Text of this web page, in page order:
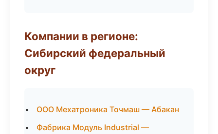
Компании в регионе:
Сибирский федеральный
округ
ООО Мехатроника Точмаш — Абакан
Фабрика Модуль Industrial —